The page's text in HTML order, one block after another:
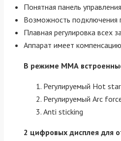
Понятная панель
Возможность
Плавная регулировка всех
Аппарат имеет
В режиме ММА
Регулируемый Hot
Регулируемый Arc
Anti sticking
2 цифровых дисплея для